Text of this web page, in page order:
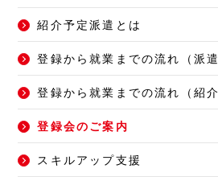
紹介予定派遣とは
登録から就業までの流れ（派遣
登録から就業までの流れ（紹
登録会のご案内
スキルアップ支援